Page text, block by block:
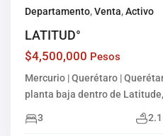
Departamento,Venta,Activo
LATITUD°
$4,500,000 Pesos
Mercurio | Querétaro |
planta baja dentro de Latitude,
3 2.1